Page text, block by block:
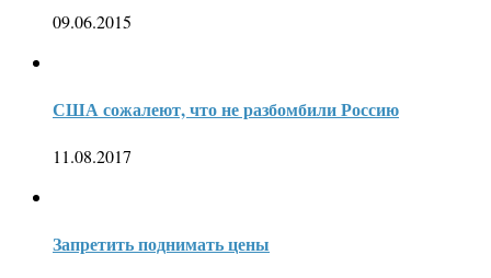
09.06.2015
США сожалеют, что не разбомбили Россию
11.08.2017
Запретить поднимать цены